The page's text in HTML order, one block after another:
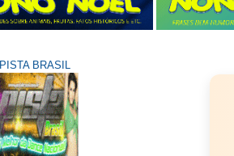
PISTA BRASIL